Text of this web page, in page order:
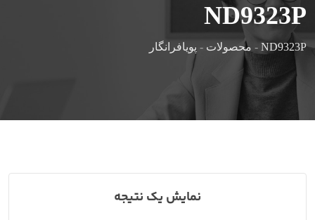
ND9323P
ND9323P
- محصولات - پویافرانگار
نمایش یک نتیجه